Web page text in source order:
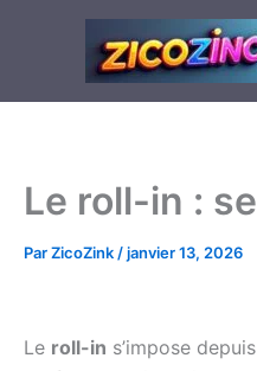
Le roll-in :
ParZicoZink /janvier 13, 2026
Le roll-in s’impose